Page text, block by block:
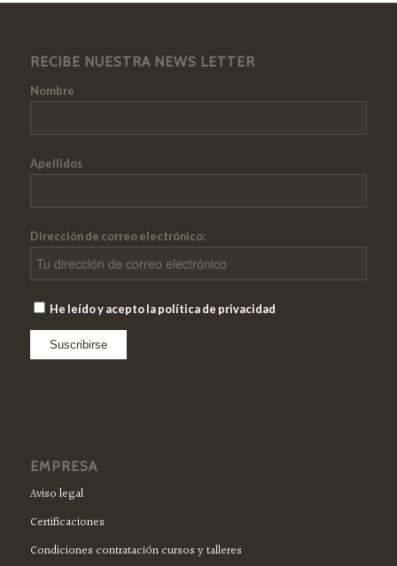
RECIBE NUESTRA NEWS LETTER
Nombre
Apellidos
Dirección de correo electrónico:
He leído y acepto la política de privacidad
EMPRESA
Aviso legal
Certificaciones
Condiciones contratación cursos y talleres